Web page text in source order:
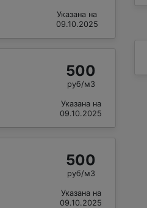
Указана на
09.10.2025
500
руб/м3
Указана на
09.10.2025
500
руб/м3
Указана на
09.10.2025